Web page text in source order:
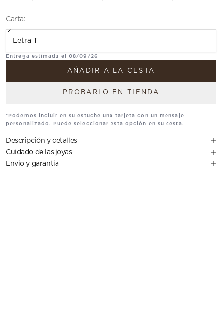
Carta:
Entrega estimada el 08/09/26
AÑADIR A LA CESTA
PROBARLO EN TIENDA
*Podemos incluir en su estuche una tarjeta con un mensaje
personalizado. Puede seleccionar esta opción en su cesta.
Descripción y detalles
Cuidado de las joyas
Envío y garantía